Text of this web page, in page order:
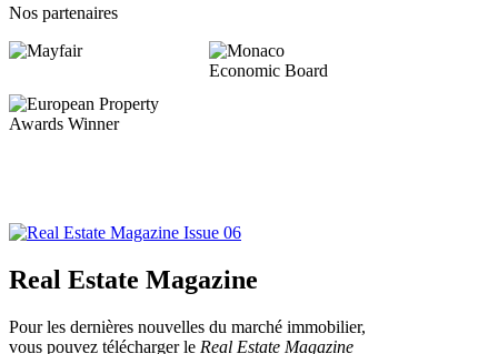
Nos partenaires
Real Estate Magazine
Pour les dernières nouvelles du marché immobilier,
vous pouvez télécharger le Real Estate Magazine